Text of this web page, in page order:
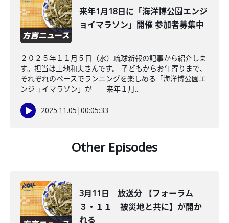
来年1月18日に「海洋博公園エンジ
ョイマラソン」開催 参加者募集中
２０２５年１１月５日（水）琉球新報の記事から紹介しま
す。担当は上地和夫さんです。 子どもからお年寄りまで、
それぞれのペースでランニングを楽しめる「海洋博公園エ
ンジョイマラソン」が 来年１月...
2025.11.05 |00:05:33
Other Episodes
3月11日 放送分 【フォーラム
３・１１ 被災地と共に】が開か
れる